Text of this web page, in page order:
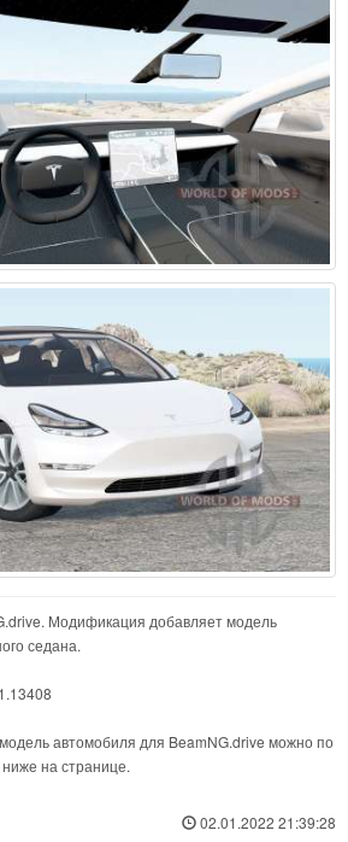
Модификация добавляет модель
седана.
автомобиля для BeamNG.drive можно по
на странице.
02.01.2022 21:39:28